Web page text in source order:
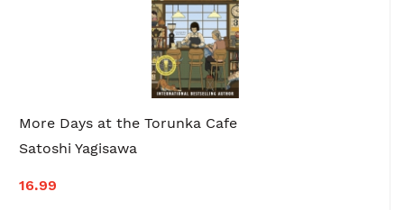
More Days at the Torunka Cafe
Satoshi Yagisawa
16.99